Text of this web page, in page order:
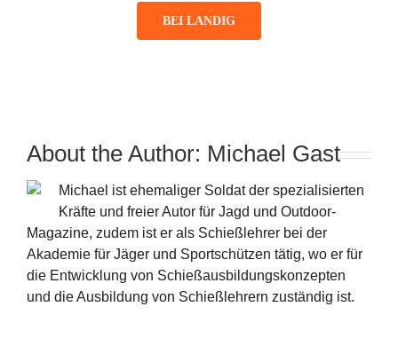
BEI LANDIG
About the Author: Michael Gast
Michael ist ehemaliger Soldat der spezialisierten
Kräfte und freier Autor für Jagd und Outdoor-
Magazine, zudem ist er als Schießlehrer bei der
Akademie für Jäger und Sportschützen tätig, wo er für
die Entwicklung von Schießausbildungskonzepten
und die Ausbildung von Schießlehrern zuständig ist.